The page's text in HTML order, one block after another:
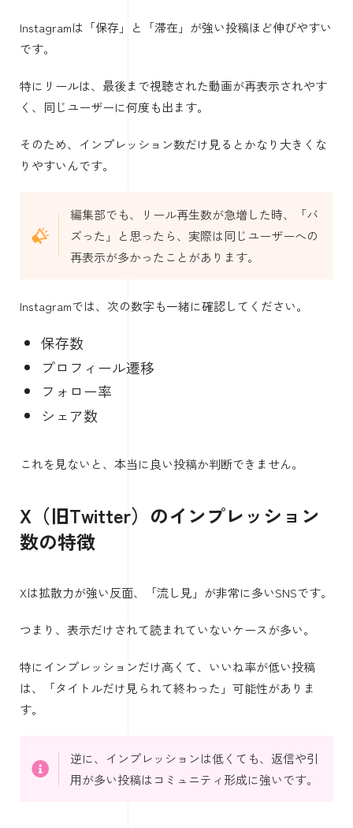
Instagramは「保存」と「滞在」が強い投稿ほど伸びやすい
です。
特にリールは、最後まで視聴された動画が再表示されやす
く、同じユーザーに何度も出ます。
そのため、インプレッション数だけ見るとかなり大きくな
りやすいんです。
編集部でも、リール再生数が急増した時、「バ
ズった」と思ったら、実際は同じユーザーへの
再表示が多かったことがあります。
Instagramでは、次の数字も一緒に確認してください。
保存数
プロフィール遷移
フォロー率
シェア数
これを見ないと、本当に良い投稿か判断できません。
X（旧Twitter）のインプレッション
数の特徴
Xは拡散力が強い反面、「流し見」が非常に多いSNSです。
つまり、表示だけされて読まれていないケースが多い。
特にインプレッションだけ高くて、いいね率が低い投稿
は、「タイトルだけ見られて終わった」可能性がありま
す。
逆に、インプレッションは低くても、返信や引
用が多い投稿はコミュニティ形成に強いです。